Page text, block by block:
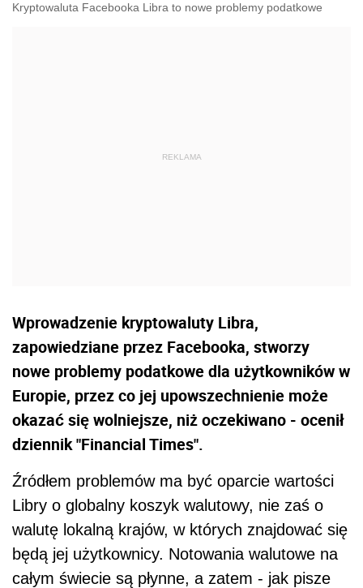
Kryptowaluta Facebooka Libra to nowe problemy podatkowe
Wprowadzenie kryptowaluty Libra,
zapowiedziane przez Facebooka, stworzy
nowe problemy podatkowe dla użytkowników w
Europie, przez co jej upowszechnienie może
okazać się wolniejsze, niż oczekiwano - ocenił
dziennik "Financial Times".
Źródłem problemów ma być oparcie wartości
Libry o globalny koszyk walutowy, nie zaś o
walutę lokalną krajów, w których znajdować się
będą jej użytkownicy. Notowania walutowe na
całym świecie są płynne, a zatem - jak pisze